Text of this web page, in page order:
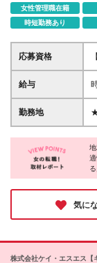
女性管理職在籍
時短勤務あり
応募資格
給与
が
勤務地
料) 東京都青梅市新
気に
株式会社ケイ・エスエス【